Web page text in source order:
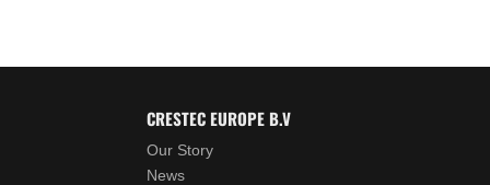
CRESTEC EUROPE B.V
Our Story
News